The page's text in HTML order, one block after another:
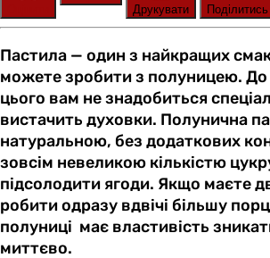
Друкувати
Поділитись
Пастила — один з найкращих
можете зробити з полуницею. До
цього вам не знадобиться
вистачить духовки. Полунична
натуральною, без додаткових
зовсім невеликою кількістю
підсолодити ягоди. Якщо маєте
робити одразу вдвічі більшу
полуниці має властивість
миттєво.